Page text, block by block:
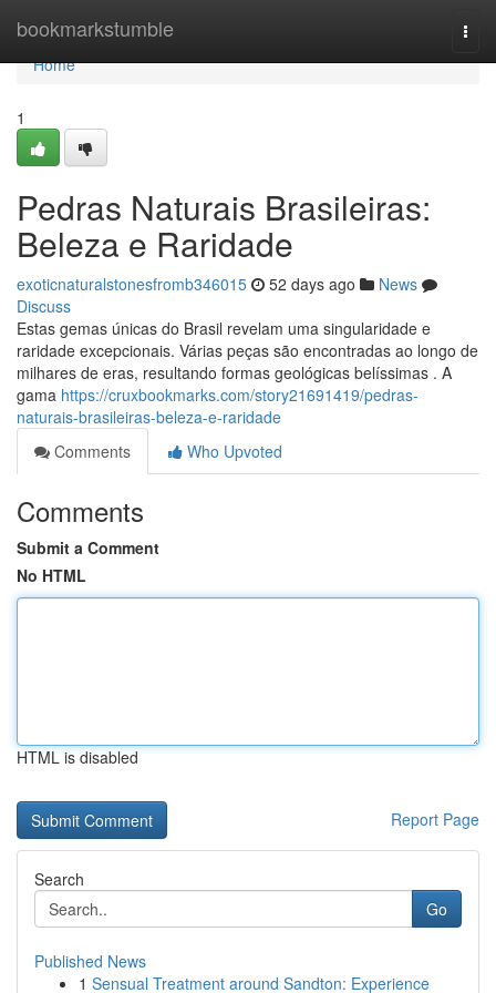
bookmarkstumble
Home
Home
1
Pedras Naturais Brasileiras:
Beleza e Raridade
exoticnaturalstonesfromb346015 52 days ago
News
Discuss
Estas gemas únicas do Brasil revelam uma singularidade e
raridade excepcionais. Várias peças são encontradas ao longo de
milhares de eras, resultando formas geológicas belíssimas . A
gama https://cruxbookmarks.com/story21691419/pedras-
naturais-brasileiras-beleza-e-raridade
Comments
Who Upvoted
Comments
Submit a Comment
No HTML
HTML is disabled
Report Page
Search
Go
Published News
1 Sensual Treatment around Sandton: Experience